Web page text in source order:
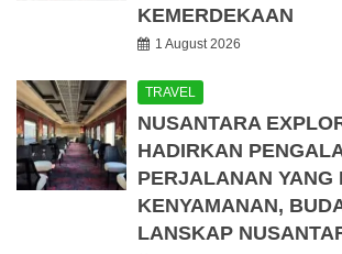
KEMERDEKAAN
1 August 2026
TRAVEL
NUSANTARA
HADIRKAN
PERJALANAN YANG
KENYAMANAN,
LANSKAP